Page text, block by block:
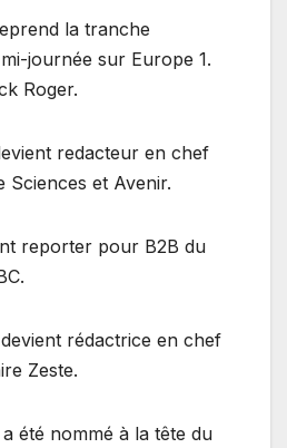
la tranche
journée sur Europe 1.
Roger.
redacteur en chef
Sciences et Avenir.
reporter pour B2B du
rédactrice en chef
Zeste.
été nommé à la tête du